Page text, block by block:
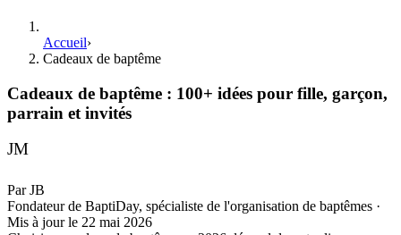
Accueil›
Cadeaux de baptême
Cadeaux de baptême : 100+ idées pour fille, garçon,
parrain et invités
JM
Par JB
Fondateur de BaptiDay, spécialiste de l'organisation de baptêmes ·
Mis à jour le 22 mai 2026